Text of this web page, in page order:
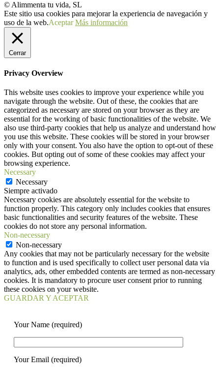
© Alimmenta tu vida, SL
Este sitio usa cookies para mejorar la experiencia de navegación y
uso de la web.Aceptar Más información
Cerrar
Privacy Overview
This website uses cookies to improve your experience while you
navigate through the website. Out of these, the cookies that are
categorized as necessary are stored on your browser as they are
essential for the working of basic functionalities of the website. We
also use third-party cookies that help us analyze and understand how
you use this website. These cookies will be stored in your browser
only with your consent. You also have the option to opt-out of these
cookies. But opting out of some of these cookies may affect your
browsing experience.
Necessary
Necessary
Siempre activado
Necessary cookies are absolutely essential for the website to
function properly. This category only includes cookies that ensures
basic functionalities and security features of the website. These
cookies do not store any personal information.
Non-necessary
Non-necessary
Any cookies that may not be particularly necessary for the website
to function and is used specifically to collect user personal data via
analytics, ads, other embedded contents are termed as non-necessary
cookies. It is mandatory to procure user consent prior to running
these cookies on your website.
GUARDAR Y ACEPTAR
Your Name (required)
Your Email (required)